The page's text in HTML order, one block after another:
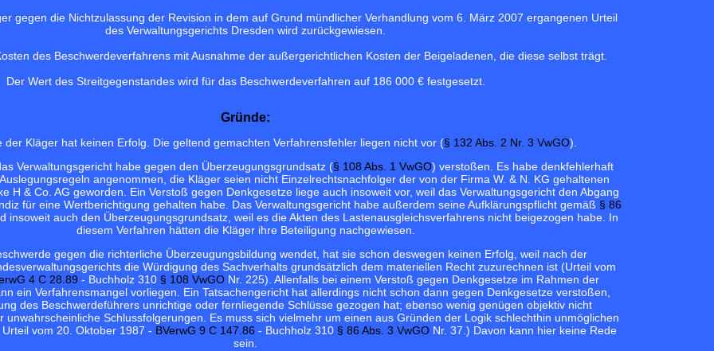
gegen die Nichtzulassung der Revision in dem auf Grund mündlicher Verhandlung vom 6. März 2007 ergangenen Urteil
des Verwaltungsgerichts Dresden wird zurückgewiesen.
des Beschwerdeverfahrens mit Ausnahme der außergerichtlichen Kosten der Beigeladenen, die diese selbst trägt.
Der Wert des Streitgegenstandes wird für das Beschwerdeverfahren auf 186 000 € festgesetzt.
Gründe:
der Kläger hat keinen Erfolg. Die geltend gemachten Verfahrensfehler liegen nicht vor (§ 132 Abs. 2 Nr. 3 VwGO).
Verwaltungsgericht habe gegen den Überzeugungsgrundsatz (§ 108 Abs. 1 VwGO) verstoßen. Es habe denkfehlerhaft
angenommen, die Kläger seien nicht Einzelrechtsnachfolger der von der Firma W. & N. KG gehaltenen
H & Co. AG geworden. Ein Verstoß gegen Denkgesetze liege auch insoweit vor, weil das Verwaltungsgericht den Abgang
für eine Wertberichtigung gehalten habe. Das Verwaltungsgericht habe außerdem seine Aufklärungspflicht gemäß § 86
insoweit auch den Überzeugungsgrundsatz, weil es die Akten des Lastenausgleichsverfahrens nicht beigezogen habe. In
diesem Verfahren hätten die Kläger ihre Beteiligung nachgewiesen.
gegen die richterliche Überzeugungsbildung wendet, hat sie schon deswegen keinen Erfolg, weil nach der
die Würdigung des Sachverhalts grundsätzlich dem materiellen Recht zuzurechnen ist (Urteil vom
4 C 28.89 - Buchholz 310 § 108 VwGO Nr. 225). Allenfalls bei einem Verstoß gegen Denkgesetze im Rahmen der
ein Verfahrensmangel vorliegen. Ein Tatsachengericht hat allerdings nicht schon dann gegen Denkgesetze verstoßen,
des Beschwerdeführers unrichtige oder fernliegende Schlüsse gezogen hat; ebenso wenig genügen objektiv nicht
unwahrscheinliche Schlussfolgerungen. Es muss sich vielmehr um einen aus Gründen der Logik schlechthin unmöglichen
vom 20. Oktober 1987 - BVerwG 9 C 147.86 - Buchholz 310 § 86 Abs. 3 VwGO Nr. 37.) Davon kann hier keine Rede
sein.